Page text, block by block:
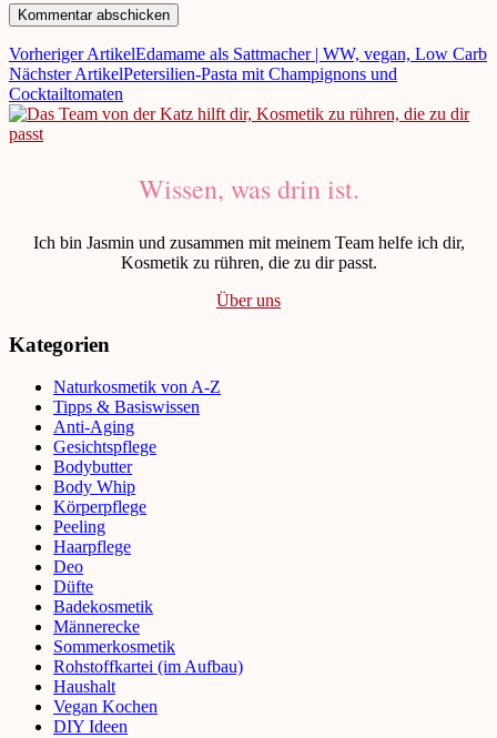
Vorheriger ArtikelEdamame als Sattmacher | WW, vegan, Low Carb
Nächster ArtikelPetersilien-Pasta mit Champignons und
Cocktailtomaten
Wissen, was drin ist.
Ich bin Jasmin und zusammen mit meinem Team helfe ich dir,
Kosmetik zu rühren, die zu dir passt.
Über uns
Kategorien
Naturkosmetik von A-Z
Tipps & Basiswissen
Anti-Aging
Gesichtspflege
Bodybutter
Body Whip
Körperpflege
Peeling
Haarpflege
Deo
Düfte
Badekosmetik
Männerecke
Sommerkosmetik
Rohstoffkartei (im Aufbau)
Haushalt
Vegan Kochen
DIY Ideen